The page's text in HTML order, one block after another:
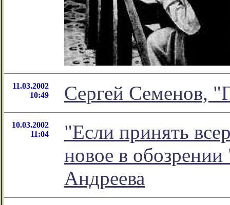
11.03.2002
10:49
Сергей Семенов,
10.03.2002
11:04
"Если принять
новое в
Андреева